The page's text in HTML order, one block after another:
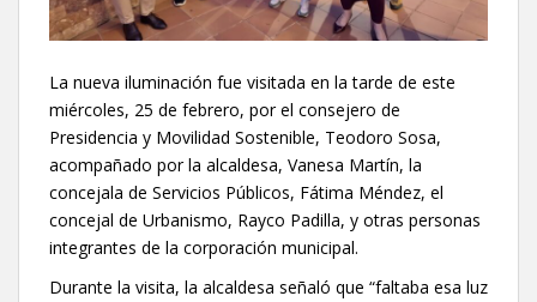
La nueva iluminación fue visitada en la tarde de este
miércoles, 25 de febrero, por el consejero de
Presidencia y Movilidad Sostenible, Teodoro Sosa,
acompañado por la alcaldesa, Vanesa Martín, la
concejala de Servicios Públicos, Fátima Méndez, el
concejal de Urbanismo, Rayco Padilla, y otras personas
integrantes de la corporación municipal.
Durante la visita, la alcaldesa señaló que “faltaba esa luz